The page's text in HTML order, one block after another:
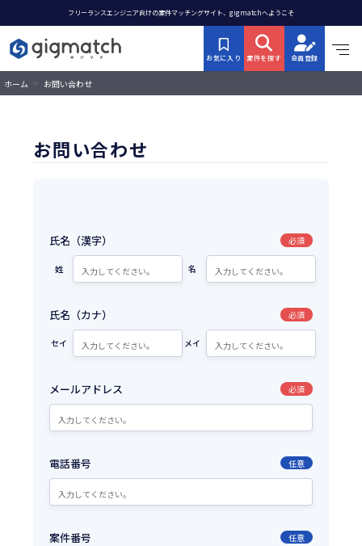
フリーランスエンジニア向けの案件マッチングサイト、gigmatchへようこそ
お気に入り 案件を探す 会員登録
ホーム > お問い合わせ
お問い合わせ
氏名（漢字） 必須
姓 名
氏名（カナ） 必須
セイ メイ
メールアドレス 必須
電話番号 任意
案件番号 任意